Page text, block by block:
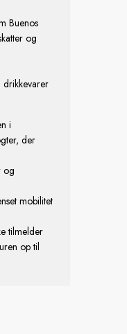
Buenos
og
drikkevarer
i
der
og
mobilitet
tilmelder
op til